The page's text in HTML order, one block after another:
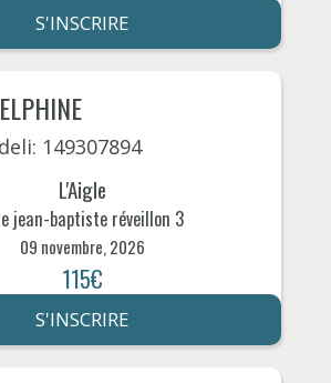
S'INSCRIRE
149307894
L'Aigle
jean-baptiste réveillon 3
09 novembre, 2026
115€
S'INSCRIRE